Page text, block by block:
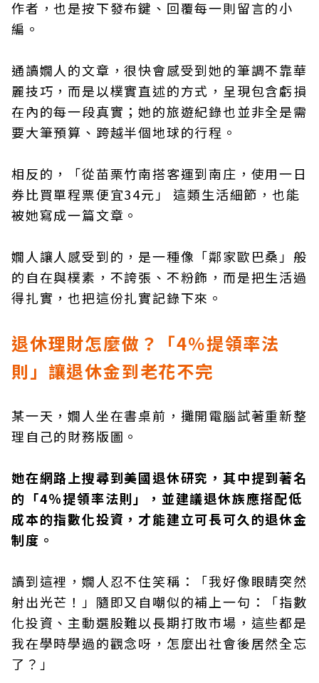
作者，也是按下發布鍵、回覆每一則留言的小
編。
通讀嫺人的文章，很快會感受到她的筆調不靠華
麗技巧，而是以樸實直述的方式，呈現包含虧損
在內的每一段真實；她的旅遊紀錄也並非全是需
要大筆預算、跨越半個地球的行程。
相反的，「從苗栗竹南搭客運到南庄，使用一日
券比買單程票便宜34元」 這類生活細節，也能
被她寫成一篇文章。
嫺人讓人感受到的，是一種像「鄰家歐巴桑」般
的自在與樸素，不誇張、不粉飾，而是把生活過
得扎實，也把這份扎實記錄下來。
退休理財怎麼做？「4％提領率法
則」讓退休金到老花不完
某一天，嫺人坐在書桌前，攤開電腦試著重新整
理自己的財務版圖。
她在網路上搜尋到美國退休研究，其中提到著名
的「4％提領率法則」，並建議退休族應搭配低
成本的指數化投資，才能建立可長可久的退休金
制度。
讀到這裡，嫺人忍不住笑稱：「我好像眼睛突然
射出光芒！」隨即又自嘲似的補上一句：「指數
化投資、主動選股難以長期打敗市場，這些都是
我在學時學過的觀念呀，怎麼出社會後居然全忘
了？」